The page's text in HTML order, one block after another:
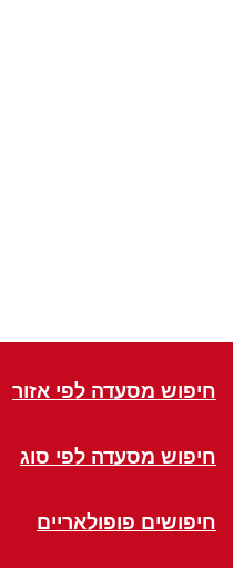
חיפוש מסעדה לפי אזור
חיפוש מסעדה לפי סוג
חיפושים פופולאריים